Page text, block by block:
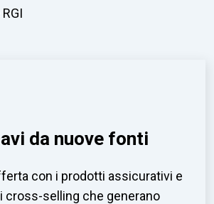
da nuove fonti
con i prodotti assicurativi e
cross-selling che generano